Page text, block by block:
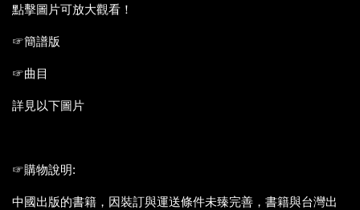
點擊圖片可放大觀看！
☞簡譜版
☞曲目
詳見以下圖片
☞購物說明:
中國出版的書籍，因裝訂與運送條件未臻完善，書籍與台灣出